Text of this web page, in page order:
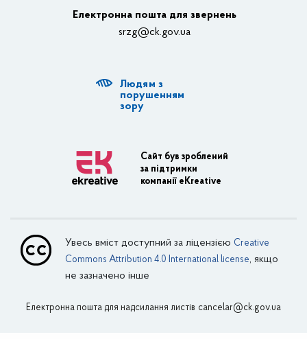
Структурні підрозділи ОДА
Діяльність ОДА
Транспортна інфраструктура
Внутрішній водний транспорт
Авіаційний транспорт
Поштовий зв’язок
Електронна пошта для звернень
srzg@ck.gov.ua
Людям з
порушенням
зору
Сайт був зроблений
за підтримки
компанії eKreative
Увесь вміст доступний за ліцензією Creative
Commons Attribution 4.0 International license, якщо
не зазначено інше
Електронна пошта для надсилання листів cancelar@ck.gov.ua